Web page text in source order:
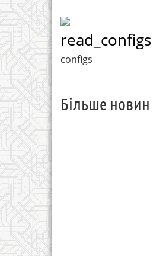
read_configs
configs
Більше новин